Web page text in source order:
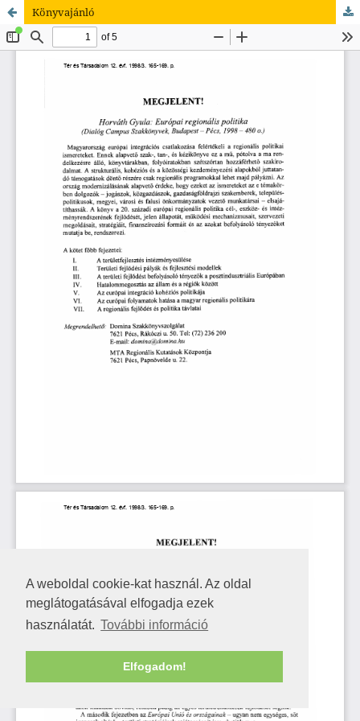
A weboldal cookie-kat használ. Az oldal
meglátogatásával elfogadja ezek
használatát. További információ
Elfogadom!
Könyvajánló